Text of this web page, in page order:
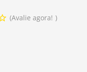
Avalie agora!